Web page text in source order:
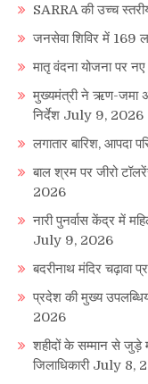
SARRA की उच्च
जनसेवा शिविर में 169
मातृ वंदना योजना पर
मुख्यमंत्री ने ऋण-जमा
निर्देश July 9, 2026
लगातार बारिश, आपदा
बाल श्रम पर जीरो
2026
नारी पुनर्वास केंद्र में
July 9, 2026
बदरीनाथ मंदिर चढ़ावा
प्रदेश की मुख्य
2026
शहीदों के सम्मान से जुड़े
जिलाधिकारी July 8,